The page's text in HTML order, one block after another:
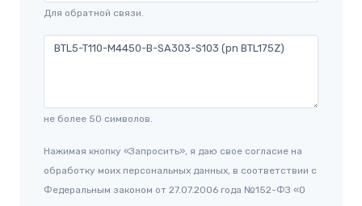
Для обратной связи.
не более 50 символов.
Нажимая кнопку «Запросить», я даю свое согласие на
обработку моих персональных данных, в соответствии с
Федеральным законом от 27.07.2006 года №152-ФЗ «О